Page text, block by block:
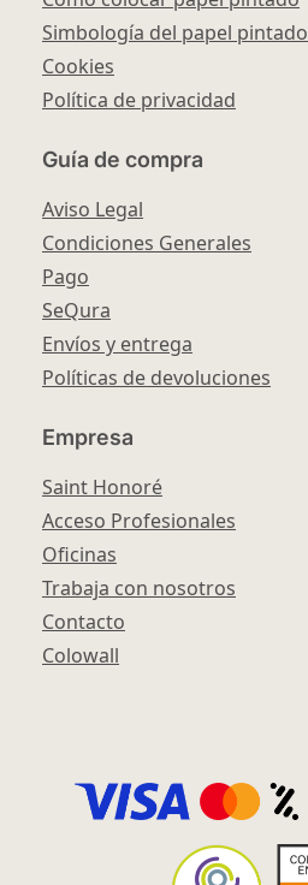
Simbología del papel pintado
Cookies
Política de privacidad
Guía de compra
Aviso Legal
Condiciones Generales
Pago
SeQura
Envíos y entrega
Políticas de devoluciones
Empresa
Saint Honoré
Acceso Profesionales
Oficinas
Trabaja con nosotros
Contacto
Colowall